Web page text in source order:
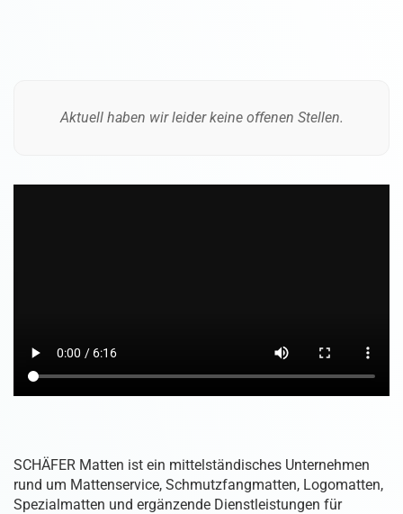
Aktuell haben wir leider keine offenen Stellen.
SCHÄFER Matten ist ein mittelständisches Unternehmen
rund um Mattenservice, Schmutzfangmatten, Logomatten,
Spezialmatten und ergänzende Dienstleistungen für